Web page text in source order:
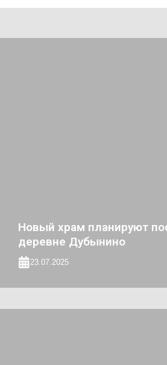
Новый храм планируют
деревне Дубынино
23.07.2025